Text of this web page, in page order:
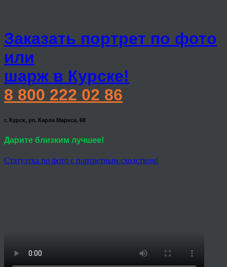
Заказать портрет по фото
или
шарж в Курске!
8 800 222 02 86
г. Курск, ул. Карла Маркса, 68
Дарите близким лучшее!
Статуэтка по фото с портретным сходством!